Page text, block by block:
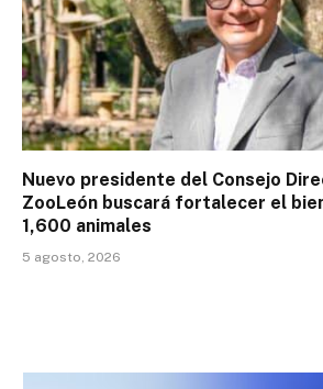
Nuevo presidente del Consejo
ZooLeón buscará fortalecer el
1,600 animales
5 agosto, 2026